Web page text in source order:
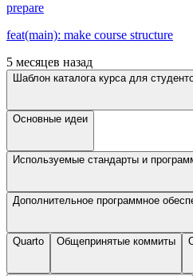
prepare
feat(main): make course structure
5 месяцев назад
Шаблон каталога курса для
Основные идеи
Используемые стандарты и
Дополнительное программное
Quarto Общепринятые коммиты